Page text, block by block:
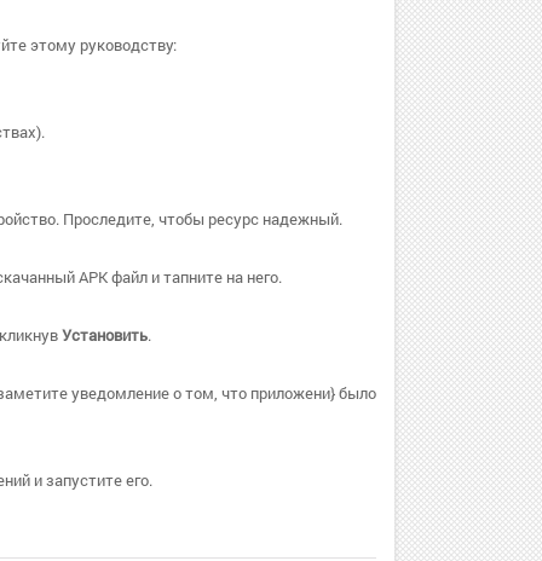
этому руководству:
Проследите, чтобы ресурс надежный.
APK файл и тапните на него.
Установить.
уведомление о том, что приложени} было
и запустите его.